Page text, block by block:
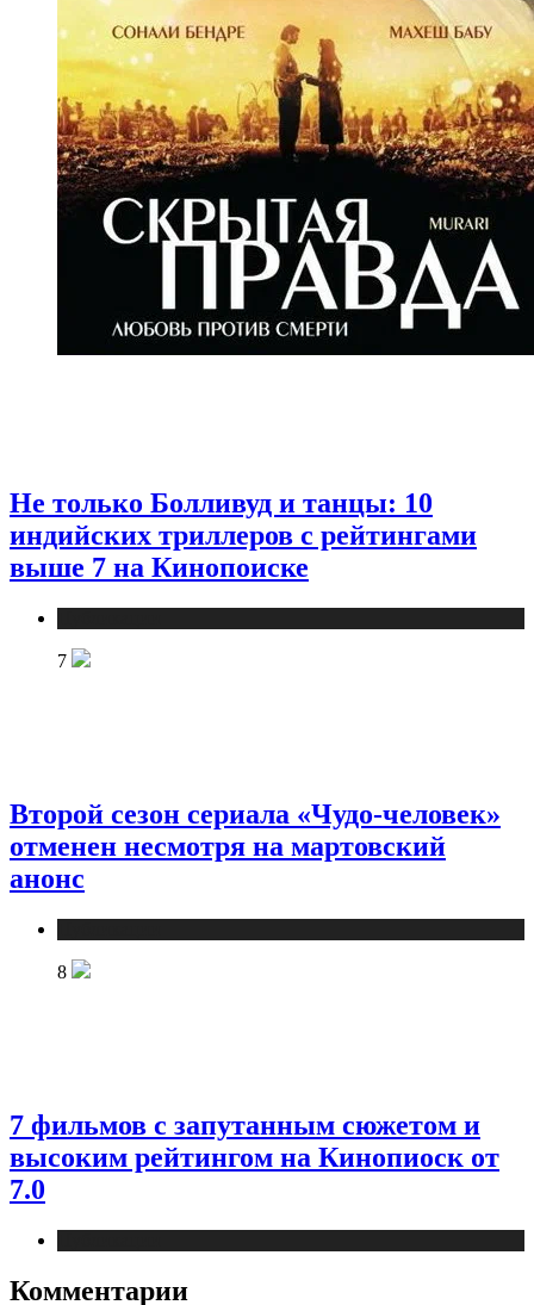
Не только Болливуд и танцы: 10
индийских триллеров с рейтингами
выше 7 на Кинопоиске
7
Второй сезон сериала «Чудо-человек»
отменен несмотря на мартовский
анонс
8
7 фильмов с запутанным сюжетом и
высоким рейтингом на Кинопиоск от
7.0
Комментарии